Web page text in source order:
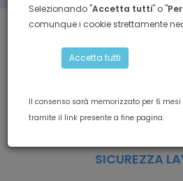
SICUREZZA LAVORO
corso sicurezza rspp rischio basso
CORSO SICUREZZA
SICUREZZA
Selezionando "Accetta tutti" o "
comunque i cookie strettamente
Accetta tutti
Il consenso sarà memorizzato per 6
tramite il link presente a fine pagina.